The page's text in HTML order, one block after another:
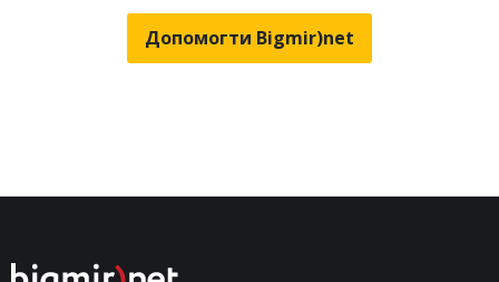
Допомогти Bigmir)net